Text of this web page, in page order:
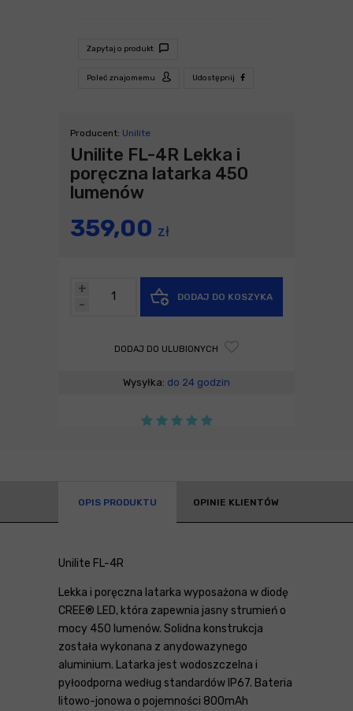
Zapytaj o produkt
Poleć znajomemu Udostępnij
Producent: Unilite
Unilite FL-4R Lekka i
poręczna latarka 450
lumenów
359,00 zł
-
+
DODAJ DO KOSZYKA
DODAJ DO ULUBIONYCH
Wysyłka: do 24 godzin
OPIS PRODUKTU OPINIE KLIENTÓW
Unilite FL-4R
Lekka i poręczna latarka wyposażona w diodę
CREE® LED, która zapewnia jasny strumień o
mocy 450 lumenów. Solidna konstrukcja
została wykonana z anydowazynego
aluminium. Latarka jest wodoszczelna i
pyłoodporna według standardów IP67. Bateria
litowo-jonowa o pojemności 800mAh